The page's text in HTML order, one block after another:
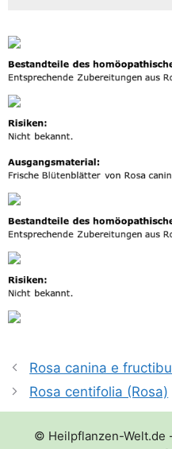
Rosa canina e
Rosa centifolia (Rosa)
© Heilpflanzen-Welt.de